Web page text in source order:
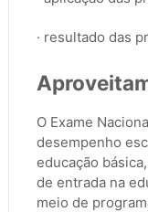
· resultado das
O Exame
desempenho
educação
de entrada na
meio de